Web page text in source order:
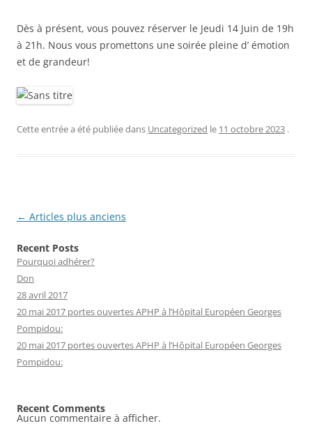
Dès à présent, vous pouvez réserver le Jeudi 14 Juin de 19h
à 21h. Nous vous promettons une soirée pleine d’ émotion
et de grandeur!
Cette entrée a été publiée dans Uncategorized le 11 octobre 2023 .
Navigation
articles
← Articles plus anciens
Recent Posts
Pourquoi adhérer?
Don
28 avril 2017
20 mai 2017 portes ouvertes APHP à l’Hôpital Européen Georges
Pompidou:
20 mai 2017 portes ouvertes APHP à l’Hôpital Européen Georges
Pompidou:
Recent Comments
Aucun commentaire à afficher.